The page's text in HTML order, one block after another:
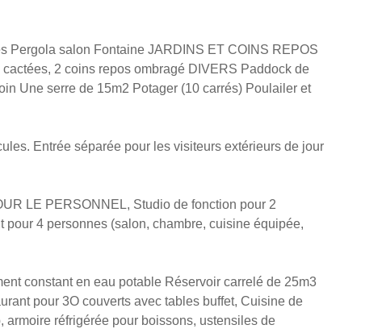
Pergola salon Fontaine JARDINS ET COINS REPOS
2 coins repos ombragé DIVERS Paddock de
Une serre de 15m2 Potager (10 carrés) Poulailer et
Entrée séparée pour les visiteurs extérieurs de jour
LE PERSONNEL, Studio de fonction pour 2
4 personnes (salon, chambre, cuisine équipée,
constant en eau potable Réservoir carrelé de 25m3
pour 3O couverts avec tables buffet, Cuisine de
réfrigérée pour boissons, ustensiles de